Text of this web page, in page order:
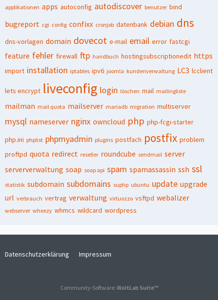
applikationen apps autoconfig autodiscover benutzer bind
bugreport cgi config confixx cronjob datenbank debian dns
dns-vorlagen domain dovecot e-mail email error fastcgi
feature fehler firewall ftp handbuch hostingsubscriptionedit https
import installation iptables ipv6 joomla kundenverwaltung LC3 lcclient
lets encrypt liveconfig login löschen mail mailingliste
mailman mail quota mailserver mariadb migration multiserver
mysql nameserver nginx owncloud php php-fcgi-starter
php.ini phplist phpmyadmin plugins postfach postfix problem
proftpd quota redirect reseller roundcube sendmail server
serververwaltung soap soap api spam spamassassin ssh ssl
statistik subdomain subdomains suphp ubuntu update upgrade
url verbrauch vertrag verwaltung virtuozzo vsftpd webalizer
webserver wheezy whmcs wildcard wordpress
Datenschutzerklärung Impressum
Community-Software: WoltLab Suite™